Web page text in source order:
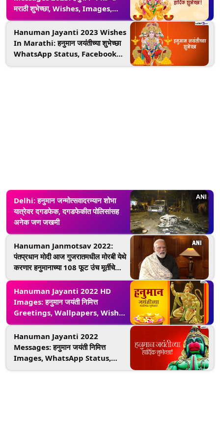
मराठी शुभेच्छा, Wishes, Images,
Whatsapp Status शेअर करून
साजरा करा बजरंगबलीचा जन्मोत्सव
Hanuman Jayanti 2023 Wishes
In Marathi: हनुमान जयंतीच्या शुभेच्छा
WhatsApp Status, Facebook
Delhi: हनुमान जन्मोत्सवादरम्यान शोभा
यात्रेवर दगडफेक, दगडफेकीत पोलिसांसह
अनेक जण जखमी
Hanuman Janmotsav 2022:
पंतप्रधान मोदी आज गुजरातमधील मोरबी येथे
करणार हनुमानाच्या 108 फूट उंच मूर्तीचे
अनावरण
Hanuman Jayanti 2022 HD
Images: हनुमान जयंती निमित्त
Greetings, Wallpapers, Wishes
शेअर करत साजरा करा अंजनी सूत
बजरंगबलीचा जन्मोत्सव
Hanuman Jayanti 2022
Messages: हनुमान जयंती निमित्त
Images, WhatsApp Status,